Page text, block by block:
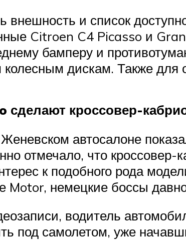
и список
Citroen C4 Picasso и
бамперу и
дискам. Также для
сделают кроссовер-
автосалоне
отмечало, что
к подобного рода
Motor, немецкие боссы
водитель
под самолетом, уже